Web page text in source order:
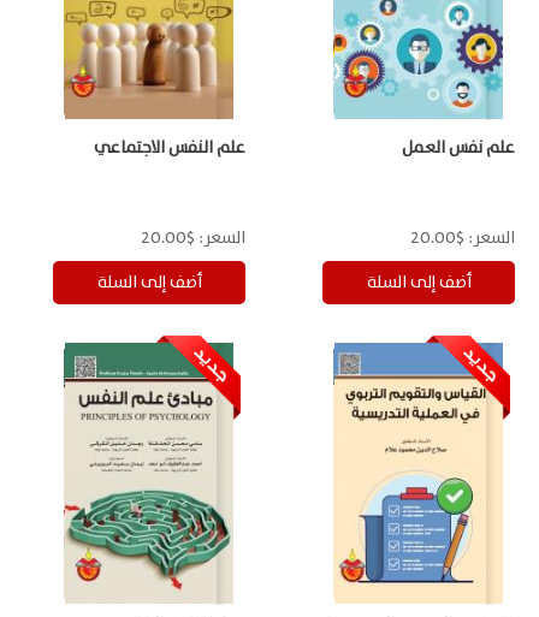
علم نفس العمل
السعر: $20.00
علم النفس الاجتماعي
السعر: $20.00